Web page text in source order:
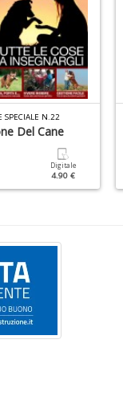
SPECIALE N.22
Del Cane
Digitale
4.90 €